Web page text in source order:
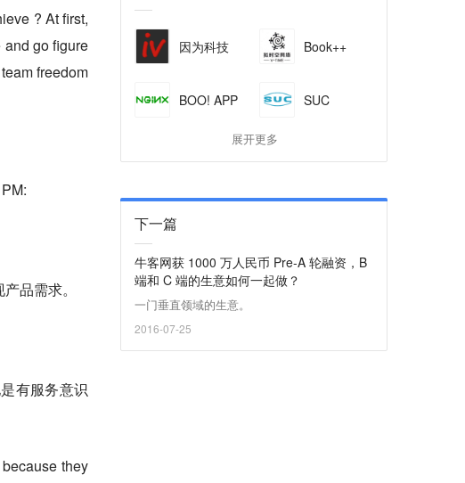
? At first,
and go figure
freedom
品需求。
有服务意识
they
因为科技 Book++
BOO! APP SUC
展开更多
下一篇
牛客网获 1000 万人民币 Pre-A 轮融资，B
端和 C 端的生意如何一起做？
一门垂直领域的生意。
2016-07-25